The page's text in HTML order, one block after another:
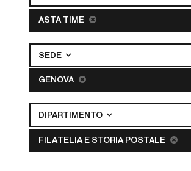
ASTA TIME
SEDE
GENOVA
DIPARTIMENTO
FILATELIA E STORIA POSTALE